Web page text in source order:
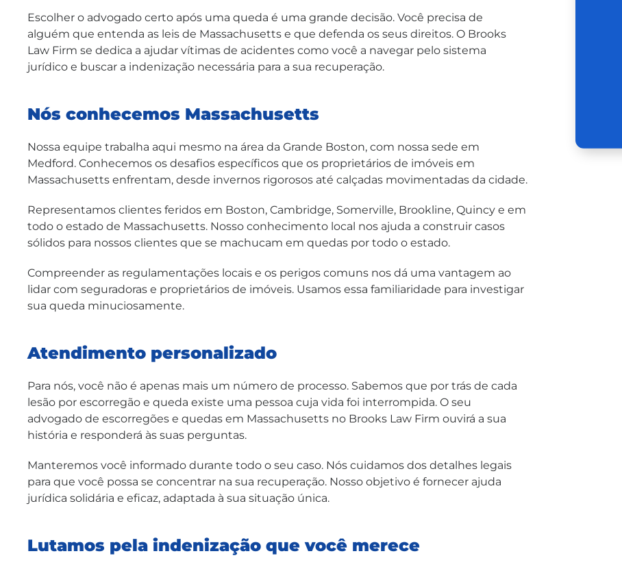
Escolher o advogado certo após uma queda é uma grande decisão. Você precisa de
alguém que entenda as leis de Massachusetts e que defenda os seus direitos. O Brooks
Law Firm se dedica a ajudar vítimas de acidentes como você a navegar pelo sistema
jurídico e buscar a indenização necessária para a sua recuperação.
Nós conhecemos Massachusetts
Nossa equipe trabalha aqui mesmo na área da Grande Boston, com nossa sede em
Medford. Conhecemos os desafios específicos que os proprietários de imóveis em
Massachusetts enfrentam, desde invernos rigorosos até calçadas movimentadas da cidade.
Representamos clientes feridos em Boston, Cambridge, Somerville, Brookline, Quincy e em
todo o estado de Massachusetts. Nosso conhecimento local nos ajuda a construir casos
sólidos para nossos clientes que se machucam em quedas por todo o estado.
Compreender as regulamentações locais e os perigos comuns nos dá uma vantagem ao
lidar com seguradoras e proprietários de imóveis. Usamos essa familiaridade para investigar
sua queda minuciosamente.
Atendimento personalizado
Para nós, você não é apenas mais um número de processo. Sabemos que por trás de cada
lesão por escorregão e queda existe uma pessoa cuja vida foi interrompida. O seu
advogado de escorregões e quedas em Massachusetts no Brooks Law Firm ouvirá a sua
história e responderá às suas perguntas.
Manteremos você informado durante todo o seu caso. Nós cuidamos dos detalhes legais
para que você possa se concentrar na sua recuperação. Nosso objetivo é fornecer ajuda
jurídica solidária e eficaz, adaptada à sua situação única.
Lutamos pela indenização que você merece